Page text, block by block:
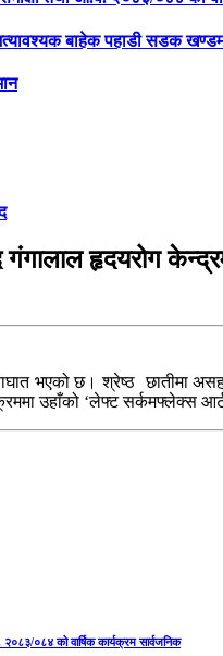
बाहेक पहाडी सडक
हृदयरोग
भएको छ। श्रेष्ठ छातीमा
उहाँको ‘लेफ्ट सर्कमफ्लेक्स
०८४ को वार्षिक कार्यक्रम सार्वजनिक